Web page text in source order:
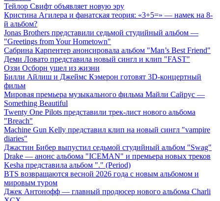
Тейлор Свифт объявляет новую эру
Кристина Агилера и фанатская теория: «3+5=» — намек на 8-
й альбом?
Jonas Brothers представили седьмой студийный альбом —
"Greetings from Your Hometown"
Сабрина Карпентер анонсировала альбом "Man’s Best Friend"
Деми Ловато представила новый сингл и клип "FAST"
Оззи Осборн ушел из жизни
Билли Айлиш и Джеймс Кэмерон готовят 3D-концертный
фильм
Мировая премьера музыкального фильма Майли Сайрус —
Something Beautiful
Twenty One Pilots представили трек-лист нового альбома
"Breach"
Machine Gun Kelly представил клип на новый сингл "vampire
diaries"
Джастин Бибер выпустил седьмой студийный альбом "Swag"
Drake — анонс альбома "ICEMAN" и премьера новых треков
Kesha представила альбом "." (Period)
BTS возвращаются весной 2026 года с новым альбомом и
мировым туром
Джек Антонофф — главный продюсер нового альбома Charli